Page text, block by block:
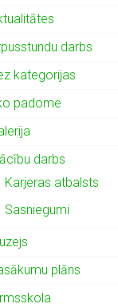
darbs
kategorijas
padome
darbs
Karjeras atbalsts
Sasniegumi
plāns